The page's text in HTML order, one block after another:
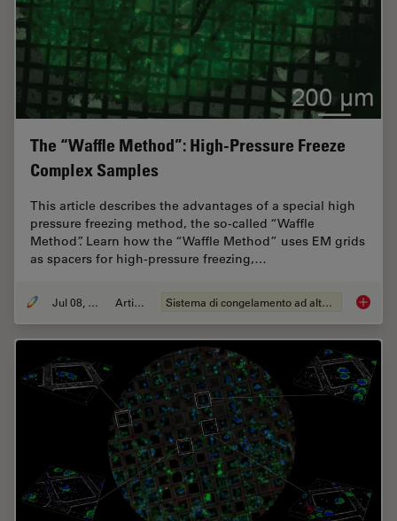
The “Waffle Method”: High-Pressure Freeze
Complex Samples
This article describes the advantages of a special high
pressure freezing method, the so-called “Waffle
Method”. Learn how the “Waffle Method” uses EM grids
as spacers for high-pressure freezing,…
Jul 08, 2025 Articolo Sistema di congelamento ad alta pressione The